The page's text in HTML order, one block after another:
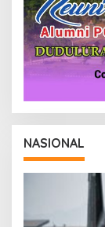
NASIONAL